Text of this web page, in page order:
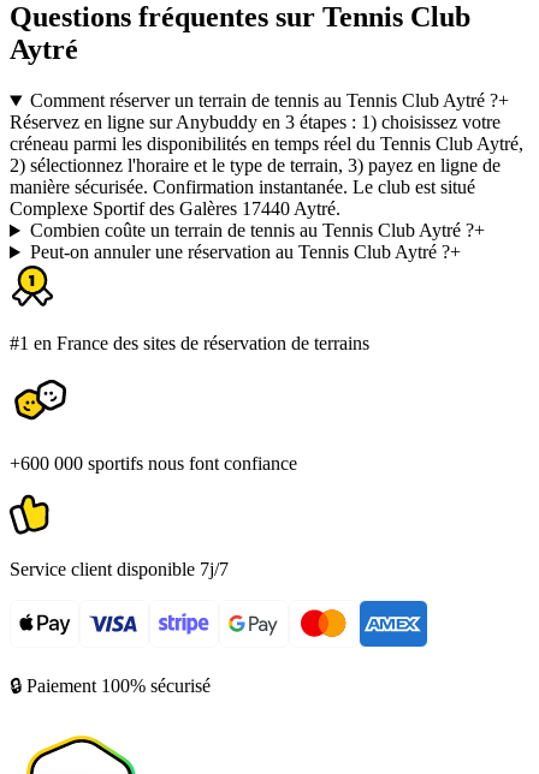
Questions fréquentes sur Tennis Club
Aytré
Comment réserver un terrain de tennis au Tennis Club Aytré ?+
Réservez en ligne sur Anybuddy en 3 étapes : 1) choisissez votre
créneau parmi les disponibilités en temps réel du Tennis Club Aytré,
2) sélectionnez l'horaire et le type de terrain, 3) payez en ligne de
manière sécurisée. Confirmation instantanée. Le club est situé
Complexe Sportif des Galères 17440 Aytré.
Combien coûte un terrain de tennis au Tennis Club Aytré ?+
Peut-on annuler une réservation au Tennis Club Aytré ?+
#1 en France des sites de réservation de terrains
+600 000 sportifs nous font confiance
Service client disponible 7j/7
🔒 Paiement 100% sécurisé